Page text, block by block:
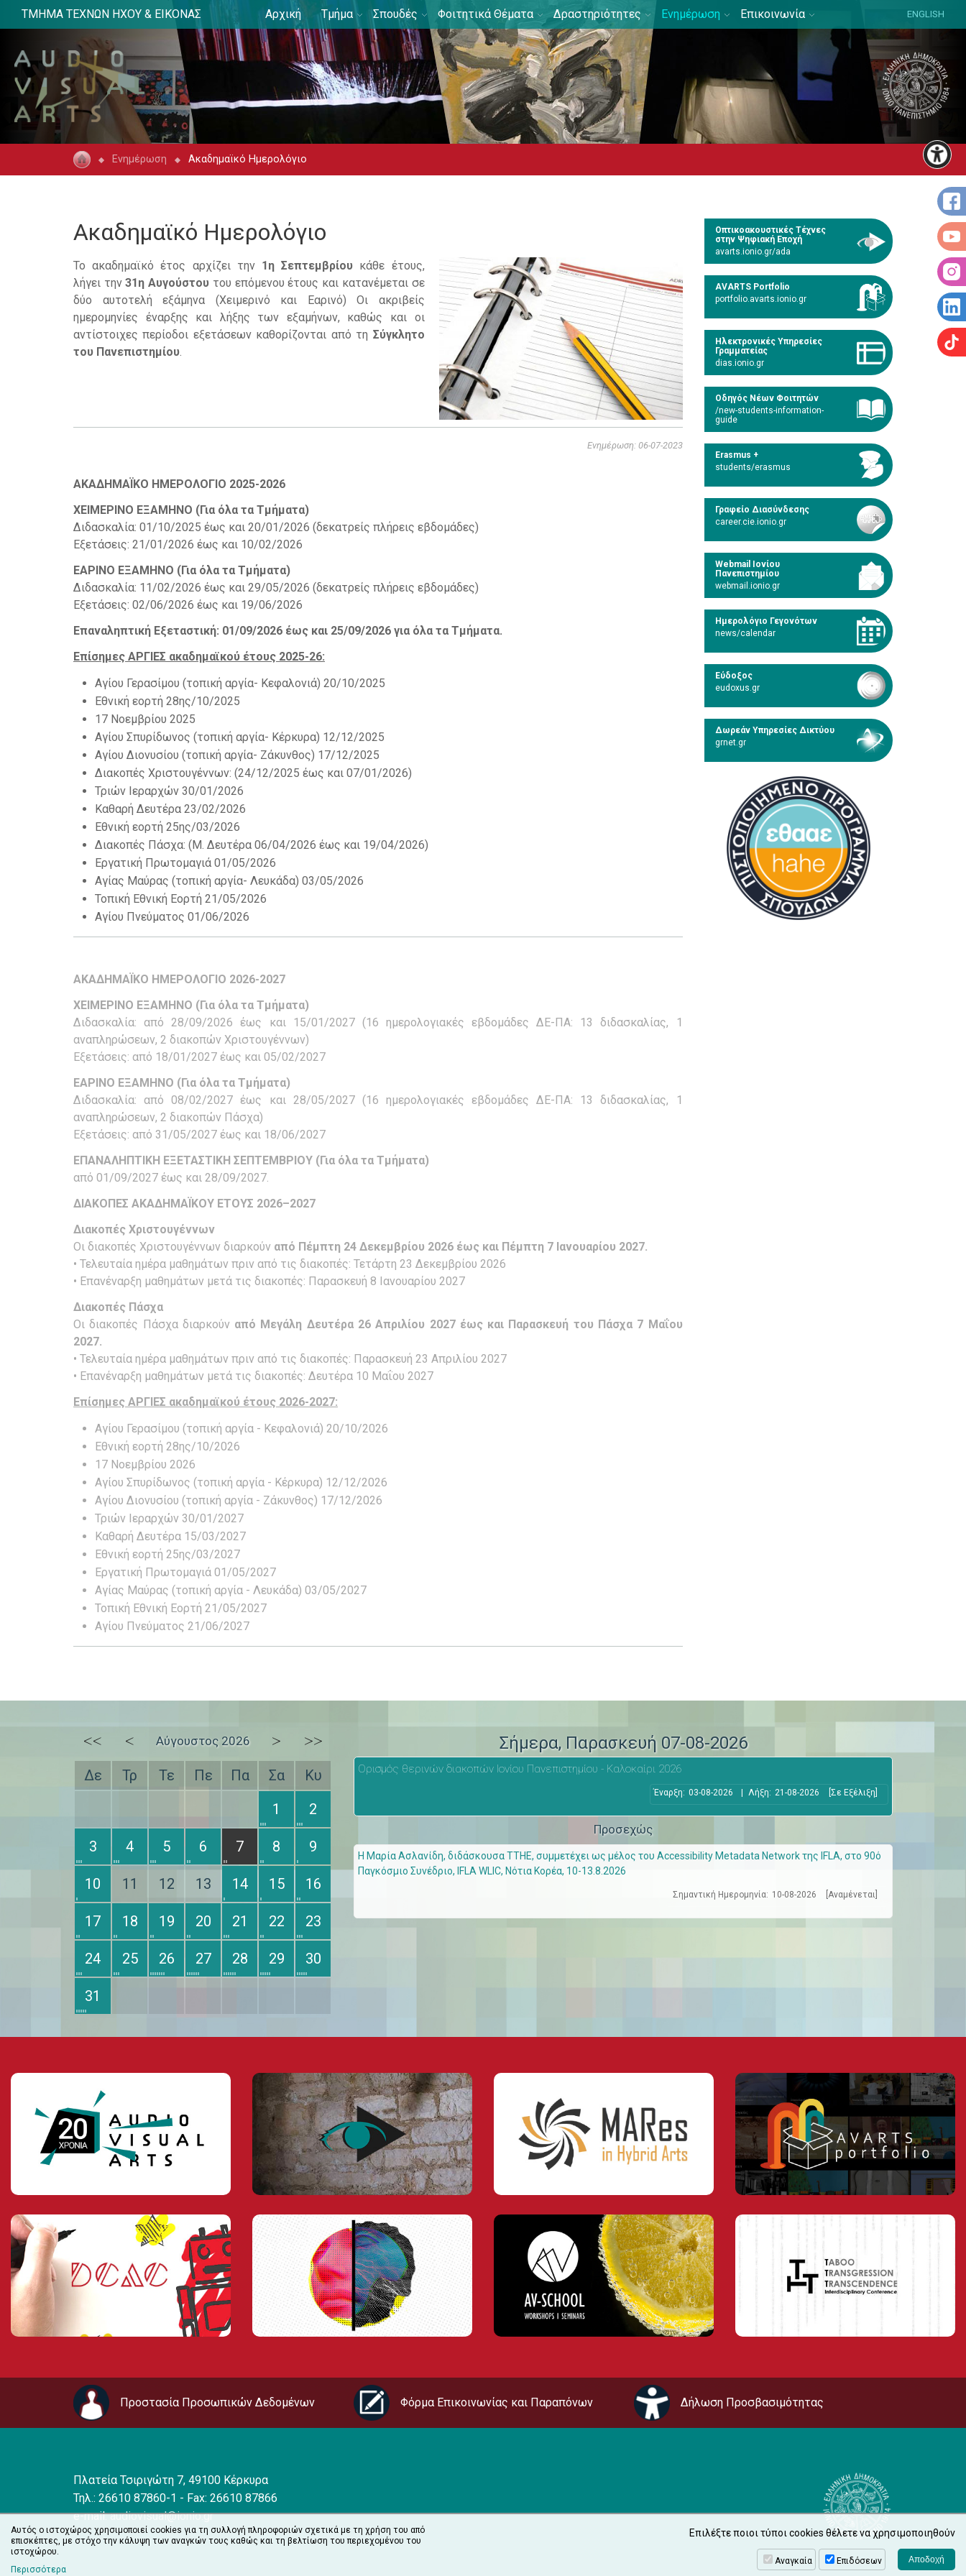
ΤΜΗΜΑ ΤΕΧΝΩΝ ΗΧΟΥ & ΕΙΚΟΝΑΣ Αρχική Τμήμα Σπουδές Φοιτητικά Θέματα Δραστηριότητες Ενημέρωση Επικοινωνία ENGLISH
Ενημέρωση Ακαδημαϊκό Ημερολόγιο
Ακαδημαϊκό Ημερολόγιο
Το ακαδημαϊκό έτος αρχίζει την 1η Σεπτεμβρίου κάθε έτους,
λήγει την31η Αυγούστου του επόμενου έτους και κατανέμεται σε
δύο αυτοτελή εξάμηνα (Χειμερινό και Εαρινό) Οι ακριβείς
ημερομηνίες έναρξης και λήξης των εξαμήνων, καθώς και οι
αντίστοιχες περίοδοι εξετάσεων καθορίζονται από τη Σύγκλητο
του Πανεπιστημίου.
Ενημέρωση: 06-07-2023
ΑΚΑΔΗΜΑΪΚΟ ΗΜΕΡΟΛΟΓΙΟ 2025-2026
ΧΕΙΜΕΡΙΝΟ ΕΞΑΜΗΝΟ (Για όλα τα Τμήματα)
Διδασκαλία: 01/10/2025 έως και 20/01/2026 (δεκατρείς πλήρεις εβδομάδες)
Εξετάσεις: 21/01/2026 έως και 10/02/2026
ΕΑΡΙΝΟ ΕΞΑΜΗΝΟ (Για όλα τα Τμήματα)
Διδασκαλία: 11/02/2026 έως και 29/05/2026 (δεκατρείς πλήρεις εβδομάδες)
Εξετάσεις: 02/06/2026 έως και 19/06/2026
Επαναληπτική Εξεταστική: 01/09/2026 έως και 25/09/2026 για όλα τα Τμήματα.
Επίσημες ΑΡΓΙΕΣ ακαδημαϊκού έτους 2025-26:
Αγίου Γερασίμου (τοπική αργία- Κεφαλονιά) 20/10/2025
Εθνική εορτή 28ης/10/2025
17 Νοεμβρίου 2025
Αγίου Σπυρίδωνος (τοπική αργία- Κέρκυρα) 12/12/2025
Αγίου Διονυσίου (τοπική αργία- Ζάκυνθος) 17/12/2025
Διακοπές Χριστουγέννων: (24/12/2025 έως και 07/01/2026)
Τριών Ιεραρχών 30/01/2026
Καθαρή Δευτέρα 23/02/2026
Εθνική εορτή 25ης/03/2026
Διακοπές Πάσχα: (Μ. Δευτέρα 06/04/2026 έως και 19/04/2026)
Εργατική Πρωτομαγιά 01/05/2026
Αγίας Μαύρας (τοπική αργία- Λευκάδα) 03/05/2026
Τοπική Εθνική Εορτή 21/05/2026
Αγίου Πνεύματος 01/06/2026
ΑΚΑΔΗΜΑΪΚΟ ΗΜΕΡΟΛΟΓΙΟ 2026-2027
ΧΕΙΜΕΡΙΝΟ ΕΞΑΜΗΝΟ (Για όλα τα Τμήματα)
Διδασκαλία: από 28/09/2026 έως και 15/01/2027 (16 ημερολογιακές εβδομάδες ΔΕ-ΠΑ: 13 διδασκαλίας, 1
αναπληρώσεων, 2 διακοπών Χριστουγέννων)
Εξετάσεις: από 18/01/2027 έως και 05/02/2027
ΕΑΡΙΝΟ ΕΞΑΜΗΝΟ (Για όλα τα Τμήματα)
Διδασκαλία: από 08/02/2027 έως και 28/05/2027 (16 ημερολογιακές εβδομάδες ΔΕ-ΠΑ: 13 διδασκαλίας, 1
αναπληρώσεων, 2 διακοπών Πάσχα)
Εξετάσεις: από 31/05/2027 έως και 18/06/2027
ΕΠΑΝΑΛΗΠΤΙΚΗ ΕΞΕΤΑΣΤΙΚΗ ΣΕΠΤΕΜΒΡΙΟΥ (Για όλα τα Τμήματα)
από 01/09/2027 έως και 28/09/2027.
ΔΙΑΚΟΠΕΣ ΑΚΑΔΗΜΑΪΚΟΥ ΕΤΟΥΣ 2026–2027
Διακοπές Χριστουγέννων
Οι διακοπές Χριστουγέννων διαρκούν από Πέμπτη 24 Δεκεμβρίου 2026 έως και Πέμπτη 7 Ιανουαρίου 2027.
• Τελευταία ημέρα μαθημάτων πριν από τις διακοπές: Τετάρτη 23 Δεκεμβρίου 2026
• Επανέναρξη μαθημάτων μετά τις διακοπές: Παρασκευή 8 Ιανουαρίου 2027
Διακοπές Πάσχα
Οι διακοπές Πάσχα διαρκούν από Μεγάλη Δευτέρα 26 Απριλίου 2027 έως και Παρασκευή του Πάσχα 7 Μαΐου
2027.
• Τελευταία ημέρα μαθημάτων πριν από τις διακοπές: Παρασκευή 23 Απριλίου 2027
• Επανέναρξη μαθημάτων μετά τις διακοπές: Δευτέρα 10 Μαΐου 2027
Επίσημες ΑΡΓΙΕΣ ακαδημαϊκού έτους 2026-2027:
Αγίου Γερασίμου (τοπική αργία - Κεφαλονιά) 20/10/2026
Εθνική εορτή 28ης/10/2026
17 Νοεμβρίου 2026
Αγίου Σπυρίδωνος (τοπική αργία - Κέρκυρα) 12/12/2026
Αγίου Διονυσίου (τοπική αργία - Ζάκυνθος) 17/12/2026
Τριών Ιεραρχών 30/01/2027
Καθαρή Δευτέρα 15/03/2027
Εθνική εορτή 25ης/03/2027
Εργατική Πρωτομαγιά 01/05/2027
Αγίας Μαύρας (τοπική αργία - Λευκάδα) 03/05/2027
Τοπική Εθνική Εορτή 21/05/2027
Αγίου Πνεύματος 21/06/2027
Οπτικοακουστικές Τέχνες
στην Ψηφιακή Εποχή
avarts.ionio.gr/ada
AVARTS Portfolio
portfolio.avarts.ionio.gr
Ηλεκτρονικές Υπηρεσίες
Γραμματείας
dias.ionio.gr
Οδηγός Νέων Φοιτητών
/new-students-information-
guide
Erasmus +
students/erasmus
Γραφείο Διασύνδεσης
career.cie.ionio.gr
Webmail Ιονίου
Πανεπιστημίου
webmail.ionio.gr
Ημερολόγιο Γεγονότων
news/calendar
Εύδοξος
eudoxus.gr
Δωρεάν Υπηρεσίες Δικτύου
grnet.gr
<< < Αύγουστος 2026 > >>
Δε Τρ Τε Πε Πα Σα
Κυ
1
2
3 4 5 6 7 8 9
10 11 12 13 14 15 16
17 18 19 20 21 22 23
24 25 26 27 28 29 30
31
Σήμερα, Παρασκευή 07-08-2026
Ορισμός θερινών διακοπών Ιονίου Πανεπιστημίου - Καλοκαίρι 2026
Έναρξη: 03-08-2026 | Λήξη: 21-08-2026 [Σε Εξέλιξη]
Προσεχώς
Η Μαρία Ασλανίδη, διδάσκουσα ΤΤΗΕ, συμμετέχει ως μέλος του Accessibility Metadata Network της IFLA, στο 90ό
Παγκόσμιο Συνέδριο, IFLA WLIC, Νότια Κορέα, 10-13.8.2026
Σημαντική Ημερομηνία: 10-08-2026 [Αναμένεται]
Προστασία Προσωπικών Δεδομένων Φόρμα Επικοινωνίας και Παραπόνων Δήλωση Προσβασιμότητας
Πλατεία Τσιριγώτη 7, 49100 Κέρκυρα
Τηλ.: 26610 87860-1 - Fax: 26610 87866
e-mail:audiovisual@ionio.gr
Αυτός ο ιστοχώρος χρησιμοποιεί cookies για τη συλλογή πληροφοριών σχετικά με τη χρήση του από
επισκέπτες, με στόχο την κάλυψη των αναγκών τους καθώς και τη βελτίωση του περιεχομένου του
ιστοχώρου.
Περισσότερα
Επιλέξτε ποιοι τύποι cookies θέλετε να χρησιμοποιηθούν
Αναγκαία Επιδόσεων